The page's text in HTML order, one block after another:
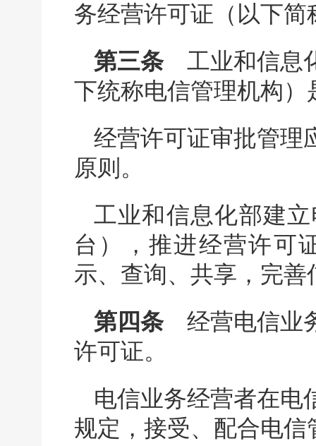
务经营许可证（以下
第三条工业和信息
下统称电信管理机构
经营许可证审批管理
原则。
工业和信息化部建
台），推进经营许可
示、查询、共享，完善
第四条经营电信业
许可证。
电信业务经营者在电
规定，接受、配合电